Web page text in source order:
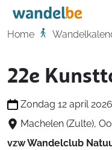
Home
Home
22e
Zondag 12 april 2026
Machelen (Zulte),
vzw Wandelclub